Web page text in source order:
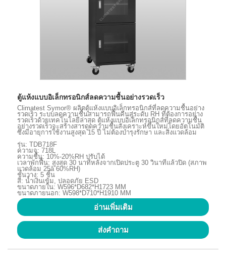
ตู้แห้งแบบอิเล็กทรอนิกส์ลดความชื้นอย่างรวดเร็ว
Climatest Symor® ผลิตตู้แห้งแบบอิเล็กทรอนิกส์ที่ลดความชื้นอย่าง
รวดเร็ว ระบบลดความชื้นสามารถฟื้นคืนสู่ระดับ RH ที่ต้องการอย่าง
รวดเร็วด้วยเทคโนโลยีล่าสุด ตู้แห้งแบบอิเล็กทรอนิกส์ที่ลดความชื้น
อย่างรวดเร็วจะสร้างสารดูดความชื้นสังเคราะห์ขึ้นใหม่โดยอัตโนมัติ
ซึ่งมีอายุการใช้งานสูงสุด 15 ปี ไม่ต้องบำรุงรักษา และสิ่งแวดล้อม
รุ่น: TDB718F
ความจุ: 718L
ความชื้น: 10%-20%RH ปรับได้
เวลาพักฟื้น: สูงสุด 30 นาทีหลังจากเปิดประตู 30 วินาทีแล้วปิด (สภาพ
แวดล้อม 25â 60%RH)
ชั้นวาง: 5 ชิ้น
สี: น้ำเงินเข้ม, ปลอดภัย ESD
ขนาดภายใน: W596*D682*H1723 MM
ขนาดภายนอก: W598*D710*H1910 MM
อ่านเพิ่มเติม
ส่งคำถาม